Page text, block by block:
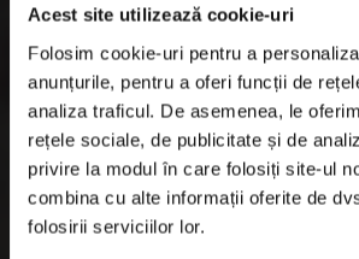
Acest site utilizează cookie-uri
Folosim cookie-uri pentru a
anunțurile, pentru a oferi funcții de
analiza traficul. De asemenea, le
rețele sociale, de publicitate și de
privire la modul în care folosiți site-ul
combina cu alte informații oferite de
folosirii serviciilor lor.
Jante Oțel
Informatii utile
Informatii Livrare
Garantie si Retur